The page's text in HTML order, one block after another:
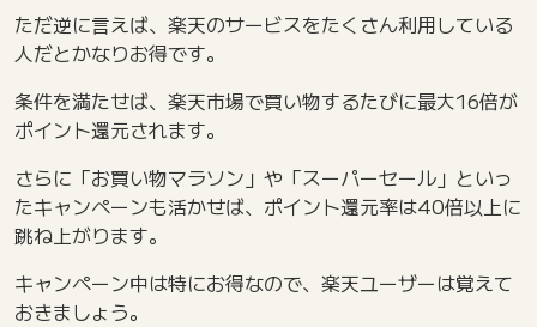
ただ逆に言えば、楽天のサービスをたくさん利用している
人だとかなりお得です。
条件を満たせば、楽天市場で買い物するたびに最大16倍が
ポイント還元されます。
さらに「お買い物マラソン」や「スーパーセール」といっ
たキャンペーンも活かせば、ポイント還元率は40倍以上に
跳ね上がります。
キャンペーン中は特にお得なので、楽天ユーザーは覚えて
おきましょう。